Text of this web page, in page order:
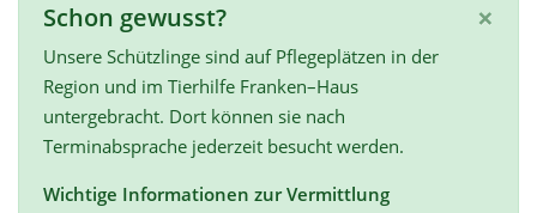
×
Schon gewusst?
Unsere Schützlinge sind auf Pflegeplätzen in der
Region und im Tierhilfe Franken–Haus
untergebracht. Dort können sie nach
Terminabsprache jederzeit besucht werden.
Wichtige Informationen zur Vermittlung